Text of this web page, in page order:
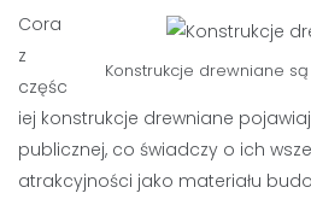
Konstrukcje drewniane
Cora
z
częśc
iej konstrukcje drewniane
publicznej, co świadczy o ich
atrakcyjności jako materiału